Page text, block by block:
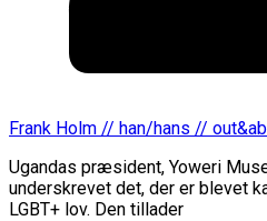
Frank Holm // han/hans //
Ugandas præsident, Yoweri
underskrevet det, der er blevet
LGBT+ lov. Den tillader